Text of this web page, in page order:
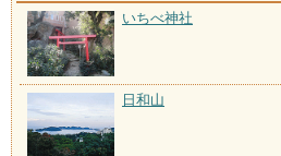
いちべ神社
日和山